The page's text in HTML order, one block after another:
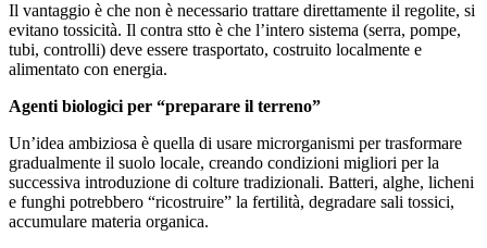
Il vantaggio è che non è necessario trattare direttamente il regolite, si
evitano tossicità. Il contra stto è che l’intero sistema (serra, pompe,
tubi, controlli) deve essere trasportato, costruito localmente e
alimentato con energia.
Agenti biologici per “preparare il terreno”
Un’idea ambiziosa è quella di usare microrganismi per trasformare
gradualmente il suolo locale, creando condizioni migliori per la
successiva introduzione di colture tradizionali. Batteri, alghe, licheni
e funghi potrebbero “ricostruire” la fertilità, degradare sali tossici,
accumulare materia organica.